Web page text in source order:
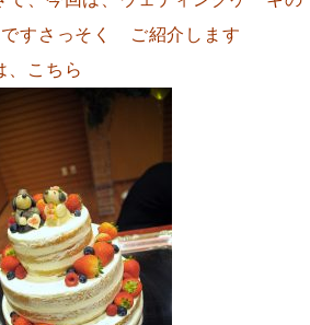
す さっそく ご紹介します
、こちら